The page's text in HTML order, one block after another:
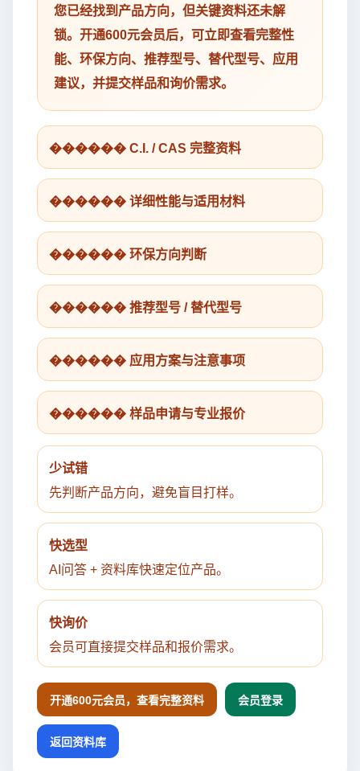
您已经找到产品方向，但关键资料还未解
锁。开通600元会员后，可立即查看完整性
能、环保方向、推荐型号、替代型号、应用
建议，并提交样品和询价需求。
������ C.I. / CAS 完整资料
������ 详细性能与适用材料
������ 环保方向判断
������ 推荐型号 / 替代型号
������ 应用方案与注意事项
������ 样品申请与专业报价
少试错
先判断产品方向，避免盲目打样。
快选型
AI问答 + 资料库快速定位产品。
快询价
会员可直接提交样品和报价需求。
开通600元会员，查看完整资料 会员登录
返回资料库